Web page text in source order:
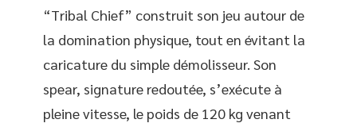
“Tribal Chief” construit son jeu autour de
la domination physique, tout en évitant la
caricature du simple démolisseur. Son
spear, signature redoutée, s’exécute à
pleine vitesse, le poids de 120 kg venant